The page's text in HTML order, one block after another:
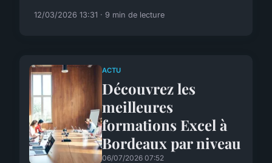
12/03/2026 13:31 · 9 min de lecture
ACTU
Découvrez les
meilleures
formations Excel à
Bordeaux par niveau
06/07/2026 07:52